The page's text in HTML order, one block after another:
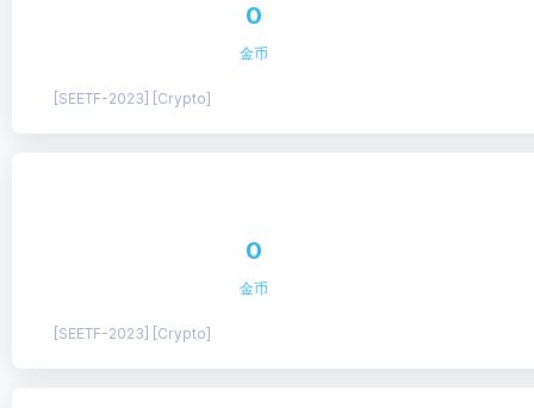
0
金币
[SEETF-2023] [Crypto]
0
金币
[SEETF-2023] [Crypto]